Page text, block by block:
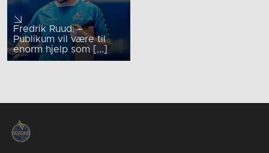
Fredrik Ruud: –
Publikum vil være til
enorm hjelp som [...]